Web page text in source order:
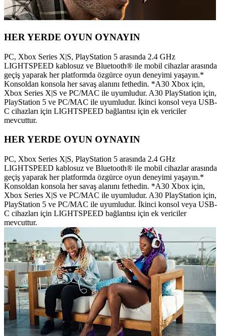
HER YERDE OYUN OYNAYIN
PC, Xbox Series X|S, PlayStation 5 arasında 2.4 GHz
LIGHTSPEED kablosuz ve Bluetooth® ile mobil cihazlar arasında
geçiş yaparak her platformda özgürce oyun deneyimi yaşayın.*
Konsoldan konsola her savaş alanını fethedin. *A30 Xbox için,
Xbox Series X|S ve PC/MAC ile uyumludur. A30 PlayStation için,
PlayStation 5 ve PC/MAC ile uyumludur. İkinci konsol veya USB-
C cihazları için LIGHTSPEED bağlantısı için ek vericiler
mevcuttur.
HER YERDE OYUN OYNAYIN
PC, Xbox Series X|S, PlayStation 5 arasında 2.4 GHz
LIGHTSPEED kablosuz ve Bluetooth® ile mobil cihazlar arasında
geçiş yaparak her platformda özgürce oyun deneyimi yaşayın.*
Konsoldan konsola her savaş alanını fethedin. *A30 Xbox için,
Xbox Series X|S ve PC/MAC ile uyumludur. A30 PlayStation için,
PlayStation 5 ve PC/MAC ile uyumludur. İkinci konsol veya USB-
C cihazları için LIGHTSPEED bağlantısı için ek vericiler
mevcuttur.